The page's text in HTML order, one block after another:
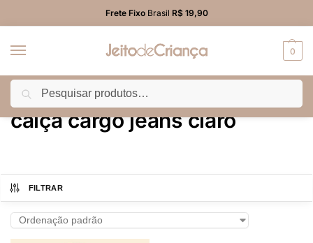
Frete FixoBrasil R$ 19,90
0
Início Produtos marcados com a tag “calça cargo jeans claro”
calça cargo jeans claro
FILTRAR